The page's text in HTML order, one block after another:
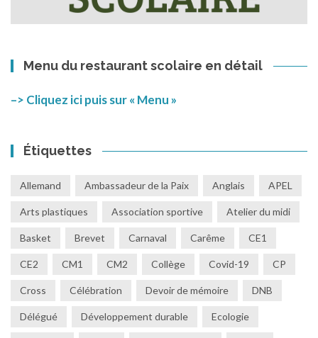
Menu du restaurant scolaire en détail
–> Cliquez ici puis sur « Menu »
Étiquettes
Allemand Ambassadeur de la Paix Anglais APEL
Arts plastiques Association sportive Atelier du midi
Basket Brevet Carnaval Carême CE1
CE2 CM1 CM2 Collège Covid-19 CP
Cross Célébration Devoir de mémoire DNB
Délégué Développement durable Ecologie